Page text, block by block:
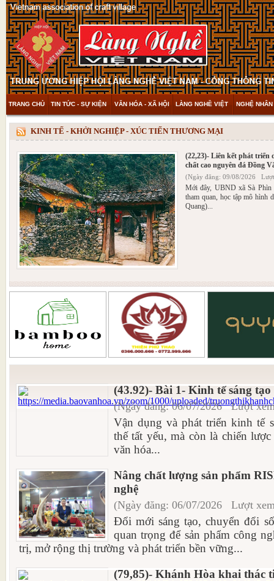
TRANG CHỦ TIN TỨC - SỰ KIỆN VĂN HÓA - XÃ HỘI LÀNG NGHỀ VIỆT NGHỆ
THAM KHẢO & KHÁM PHÁ VIDEO
KINH TẾ - KHỞI NGHIỆP - XÚC TIẾN THƯƠNG MẠI
(22,23)- Liên kết phát triển
chất cao nguyên đá Đồng
(Ngày đăng: 09/08/2026
Mới đây, UBND xã Sà Phìn
tham quan, học tập mô hình
Quang)...
(43.92)- Bài 1- Kinh tế sáng
(Ngày đăng: 06/07/2026 Lượt
Vận dụng và phát triển kinh tế
thế tất yếu, mà còn là chiến
văn hóa...
Nâng chất lượng sản phẩm
nghệ
(Ngày đăng: 06/07/2026 Lượt
Đổi mới sáng tạo, chuyển đổi
quan trọng để sản phẩm công
trị, mở rộng thị trường và phát triển bền vững...
(79,85)- Khánh Hòa khai thác